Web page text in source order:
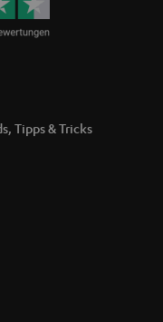
Tipps & Tricks